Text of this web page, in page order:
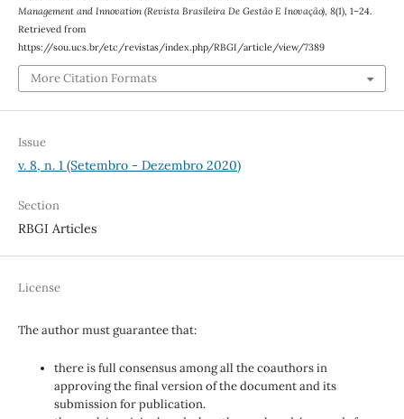
Management and Innovation (Revista Brasileira De Gestão E Inovação), 8(1), 1–24.
Retrieved from
https://sou.ucs.br/etc/revistas/index.php/RBGI/article/view/7389
More Citation Formats
Issue
v. 8, n. 1 (Setembro - Dezembro 2020)
Section
RBGI Articles
License
The author must guarantee that:
there is full consensus among all the coauthors in
approving the final version of the document and its
submission for publication.